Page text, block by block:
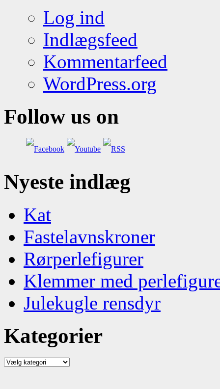
Log ind
Indlægsfeed
Kommentarfeed
WordPress.org
Follow us on
Nyeste indlæg
Kat
Fastelavnskroner
Rørperlefigurer
Klemmer med
Julekugle rensdyr
Kategorier
Kategorier